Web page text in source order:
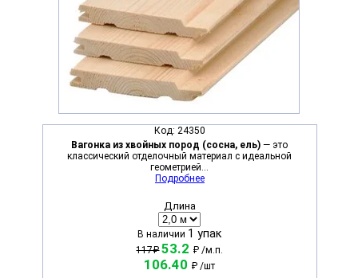
Код: 24350
Вагонка из хвойных пород (сосна, ель) — это
классический отделочный материал с идеальной
геометрией...
Подробнее
Длина
В наличии 1 упак
117₽ 53.2 ₽/м.п.
106.40 ₽/шт